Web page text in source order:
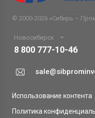
© 2000-2026 «Сибирь –
Новосибирск
8 800 777-10-46
Использование контента
Политика